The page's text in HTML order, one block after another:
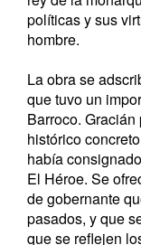
políticas y sus
hombre.
La obra se
que tuvo un
Barroco.
histórico
había
El Héroe. Se
de gobernante
pasados, y que
que se reflejen